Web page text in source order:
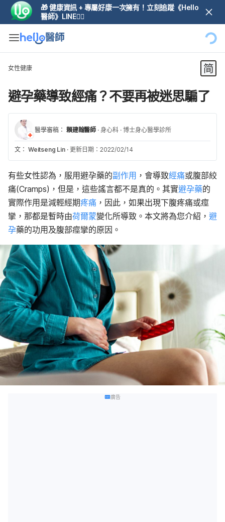
🎁 健康資訊 + 專屬好康一次擁有！立刻追蹤《Hello
醫師》LINE👆🏼
女性健康
避孕藥導致經痛？不要再被迷思騙了
醫學審稿： 賴建翰醫師 · 身心科 · 博士身心醫學診所
文： Weitseng Lin · 更新日期：2022/02/14
有些女性認為，服用避孕藥的副作用 ，會導致經痛或腹部絞
痛(Cramps)，但是，這些謠言都不是真的。其實避孕藥的
實際作用是減輕經期疼痛 ，因此，如果出現下腹疼痛或痙
攣，那都是暫時由荷爾蒙變化所導致。本文將為您介紹， 避
孕藥的功用及腹部痙攣的原因。
廣告